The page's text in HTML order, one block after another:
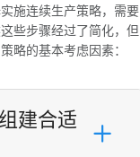
施连续生产策略，需要
些步骤经过了简化，但
略的基本考虑因素：
建合适